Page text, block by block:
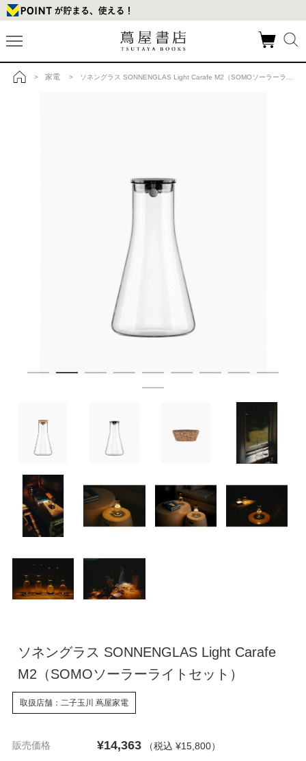
> 家電 > ソネングラス SONNENGLAS Light Carafe M2（SOMOソーラーライトセット）の商品詳細
ソネングラス SONNENGLAS Light Carafe
M2（SOMOソーラーライトセット）
取扱店舗：二子玉川 蔦屋家電
販売価格 ¥14,363 （税込 ¥15,800）